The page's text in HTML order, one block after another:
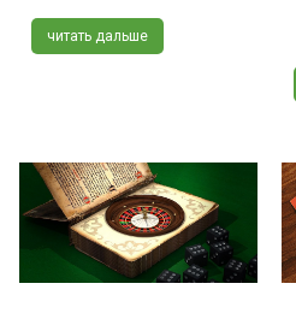
читать дальше